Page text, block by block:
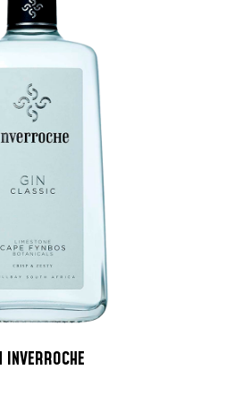
INVERROCHE